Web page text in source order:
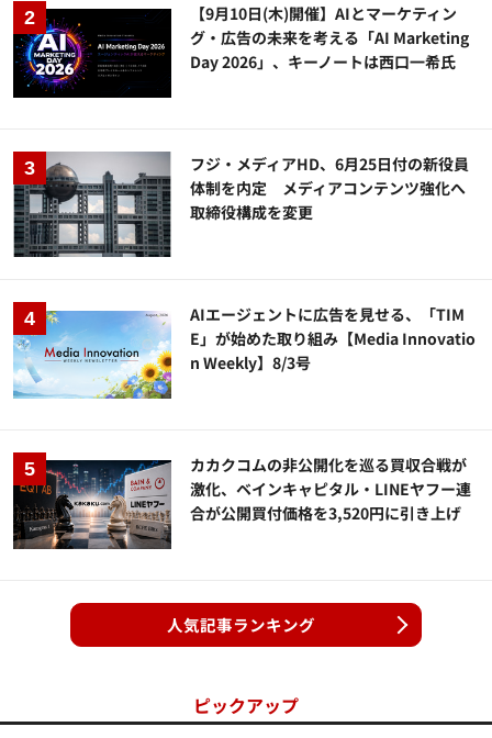
【9月10日(木)開催】AIとマーケティン
グ・広告の未来を考える「AI Marketing
Day 2026」、キーノートは西口一希氏
フジ・メディアHD、6月25日付の新役員
体制を内定 メディアコンテンツ強化へ
取締役構成を変更
AIエージェントに広告を見せる、「TIM
E」が始めた取り組み【Media Innovatio
n Weekly】8/3号
カカクコムの非公開化を巡る買収合戦が
激化、ベインキャピタル・LINEヤフー連
合が公開買付価格を3,520円に引き上げ
人気記事ランキング
ピックアップ